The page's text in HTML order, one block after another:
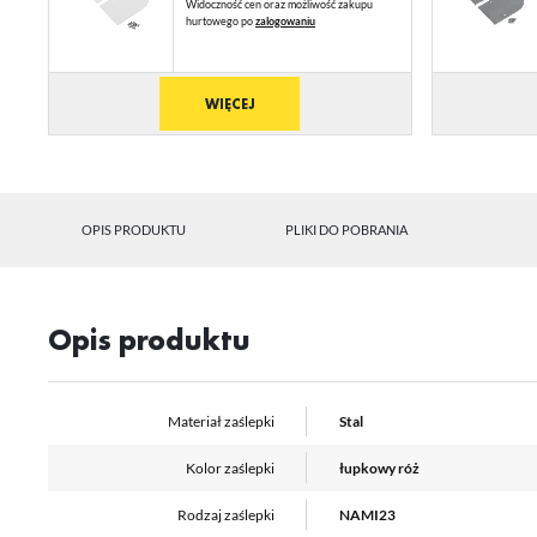
Widoczność cen oraz możliwość zakupu
hurtowego pozalogowaniu
WIĘCEJ
OPIS PRODUKTU PLIKI DO POBRANIA
Opis produktu
Materiał zaślepki Stal
Kolor zaślepki łupkowy róż
Rodzaj zaślepki NAMI23